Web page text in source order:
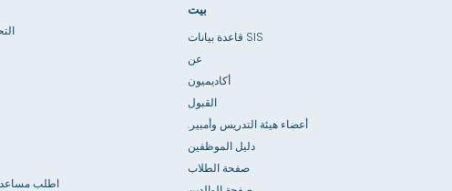
اطلب
بيت
قاعدة بيانات SIS
عن
أكاديميون
القبول
أعضاء هيئة التدريس وأمبير.
دليل الموظفين
صفحة الطلاب